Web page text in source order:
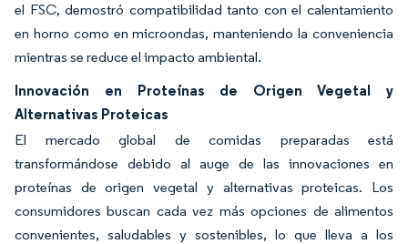
el FSC, demostró compatibilidad tanto con el calentamiento
en horno como en microondas, manteniendo la conveniencia
mientras se reduce el impacto ambiental.
Innovación en Proteínas de Origen Vegetal y
Alternativas Proteicas
El mercado global de comidas preparadas está
transformándose debido al auge de las innovaciones en
proteínas de origen vegetal y alternativas proteicas. Los
consumidores buscan cada vez más opciones de alimentos
convenientes, saludables y sostenibles, lo que lleva a los